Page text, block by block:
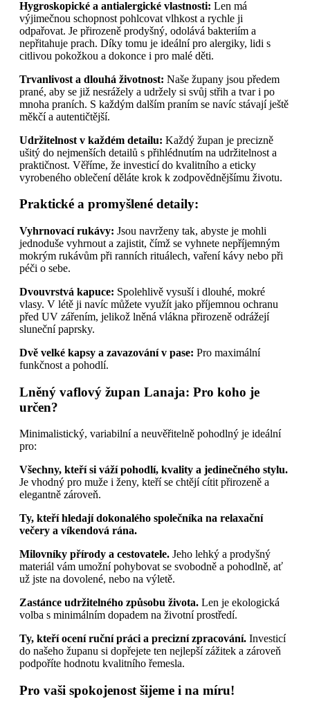
Hygroskopické a antialergické vlastnosti: Len má
výjimečnou schopnost pohlcovat vlhkost a rychle ji
odpařovat. Je přirozeně prodyšný, odolává bakteriím a
nepřitahuje prach. Díky tomu je ideální pro alergiky, lidi s
citlivou pokožkou a dokonce i pro malé děti.
Trvanlivost a dlouhá životnost: Naše župany jsou předem
prané, aby se již nesrážely a udržely si svůj střih a tvar i po
mnoha praních. S každým dalším praním se navíc stávají ještě
měkčí a autentičtější.
Udržitelnost v každém detailu: Každý župan je precizně
ušitý do nejmenších detailů s přihlédnutím na udržitelnost a
praktičnost. Věříme, že investicí do kvalitního a eticky
vyrobeného oblečení děláte krok k zodpovědnějšímu životu.
Praktické a promyšlené detaily:
Vyhrnovací rukávy: Jsou navrženy tak, abyste je mohli
jednoduše vyhrnout a zajistit, čímž se vyhnete nepříjemným
mokrým rukávům při ranních rituálech, vaření kávy nebo při
péči o sebe.
Dvouvrstvá kapuce: Spolehlivě vysuší i dlouhé, mokré
vlasy. V létě ji navíc můžete využít jako příjemnou ochranu
před UV zářením, jelikož lněná vlákna přirozeně odrážejí
sluneční paprsky.
Dvě velké kapsy a zavazování v pase: Pro maximální
funkčnost a pohodlí.
Lněný vaflový župan Lanaja: Pro koho je
určen?
Minimalistický, variabilní a neuvěřitelně pohodlný je ideální
pro:
Všechny, kteří si váží pohodlí, kvality a jedinečného stylu.
Je vhodný pro muže i ženy, kteří se chtějí cítit přirozeně a
elegantně zároveň.
Ty, kteří hledají dokonalého společníka na relaxační
večery a víkendová rána.
Milovníky přírody a cestovatele. Jeho lehký a prodyšný
materiál vám umožní pohybovat se svobodně a pohodlně, ať
už jste na dovolené, nebo na výletě.
Zastánce udržitelného způsobu života. Len je ekologická
volba s minimálním dopadem na životní prostředí.
Ty, kteří ocení ruční práci a precizní zpracování. Investicí
do našeho županu si dopřejete ten nejlepší zážitek a zároveň
podpoříte hodnotu kvalitního řemesla.
Pro vaši spokojenost šijeme i na míru!